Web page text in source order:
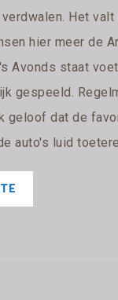
Het
hier meer de
Avonds staat
gespeeld.
geloof dat de
auto's luid